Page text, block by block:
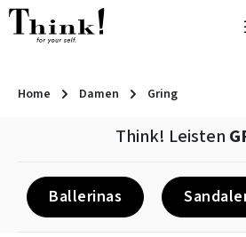
Zum Hauptinhalt springen
Home Damen Gring
Think! Leisten
Ballerinas